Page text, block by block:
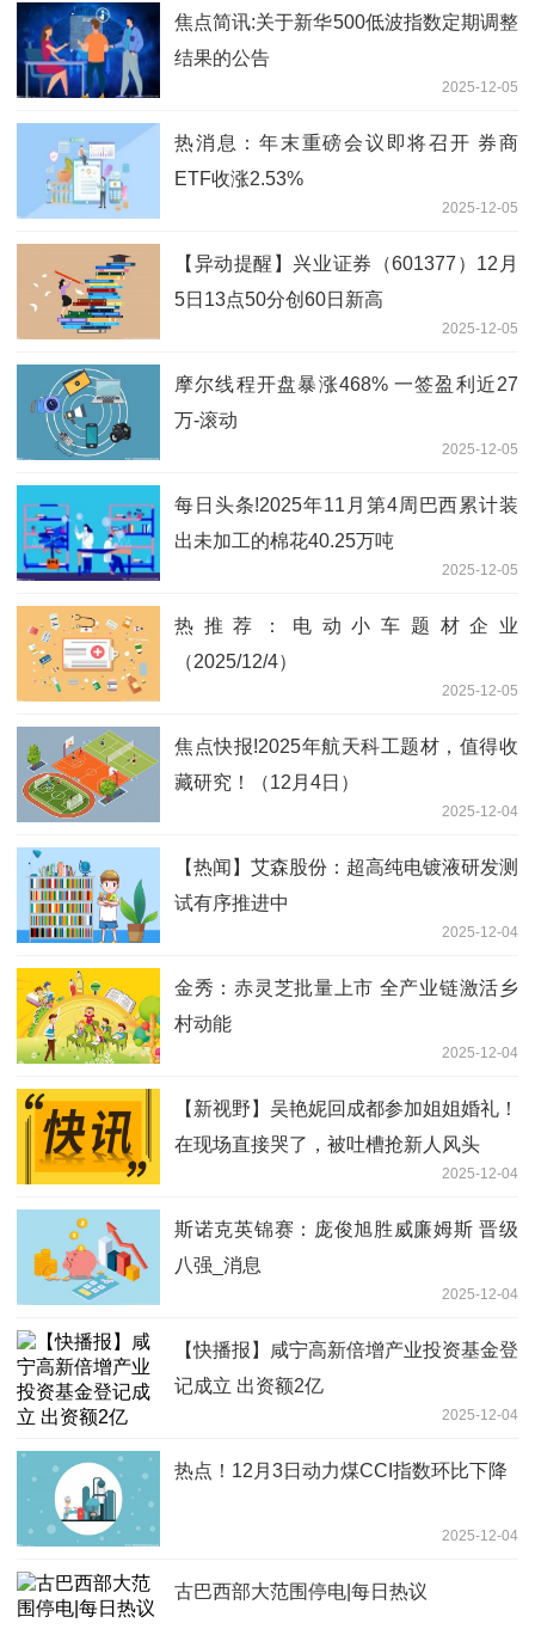
焦点简讯:关于新华500低波指数定期调整
结果的公告
2025-12-05
热消息：年末重磅会议即将召开 券商
ETF收涨2.53%
2025-12-05
【异动提醒】兴业证券（601377）12月
5日13点50分创60日新高
2025-12-05
摩尔线程开盘暴涨468% 一签盈利近27
万-滚动
2025-12-05
每日头条!2025年11月第4周巴西累计装
出未加工的棉花40.25万吨
2025-12-05
热推荐：电动小车题材企业
（2025/12/4）
2025-12-05
焦点快报!2025年航天科工题材，值得收
藏研究！（12月4日）
2025-12-04
【热闻】艾森股份：超高纯电镀液研发测
试有序推进中
2025-12-04
金秀：赤灵芝批量上市 全产业链激活乡
村动能
2025-12-04
【新视野】吴艳妮回成都参加姐姐婚礼！
在现场直接哭了，被吐槽抢新人风头
2025-12-04
斯诺克英锦赛：庞俊旭胜威廉姆斯 晋级
八强_消息
2025-12-04
【快播报】咸宁高新倍增产业投资基金登
记成立 出资额2亿
2025-12-04
热点！12月3日动力煤CCI指数环比下降
2025-12-04
古巴西部大范围停电|每日热议